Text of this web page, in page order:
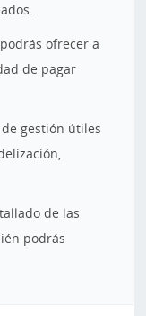
ofrecer a
de pagar
gestión útiles
de las
podrás